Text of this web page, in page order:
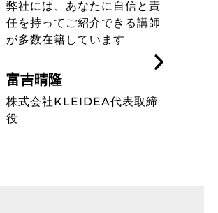
取材を通してトミヨシコント
ラバス教室の信念や在籍して
いるミュージシャンのレベル
藤波辰爾
タレント